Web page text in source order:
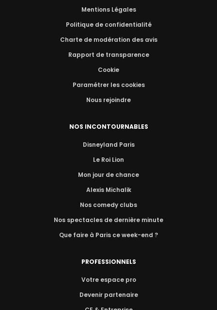
Mentions Légales
Politique de confidentialité
Charte de modération des avis
Rapport de transparence
Cookie
Paramétrer les cookies
Nous rejoindre
NOS INCONTOURNABLES
Disneyland Paris
Le Roi Lion
Mon jour de chance
Alexis Michalik
Nos comedy clubs
Nos spectacles de dernière minute
Que faire à Paris ce week-end ?
PROFESSIONNELS
Votre espace pro
Devenir partenaire